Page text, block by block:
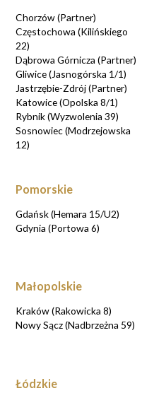
Chorzów (Partner)
Częstochowa (Kilińskiego
22)
Dąbrowa Górnicza (Partner)
Gliwice (Jasnogórska 1/1)
Jastrzębie-Zdrój (Partner)
Katowice (Opolska 8/1)
Rybnik (Wyzwolenia 39)
Sosnowiec (Modrzejowska
12)
Pomorskie
Gdańsk (Hemara 15/U2)
Gdynia (Portowa 6)
Małopolskie
Kraków (Rakowicka 8)
Nowy Sącz (Nadbrzeżna 59)
Łódzkie